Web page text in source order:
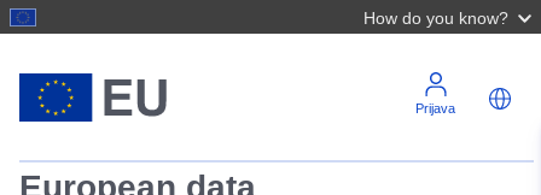
How do you know?
Prijava
European data